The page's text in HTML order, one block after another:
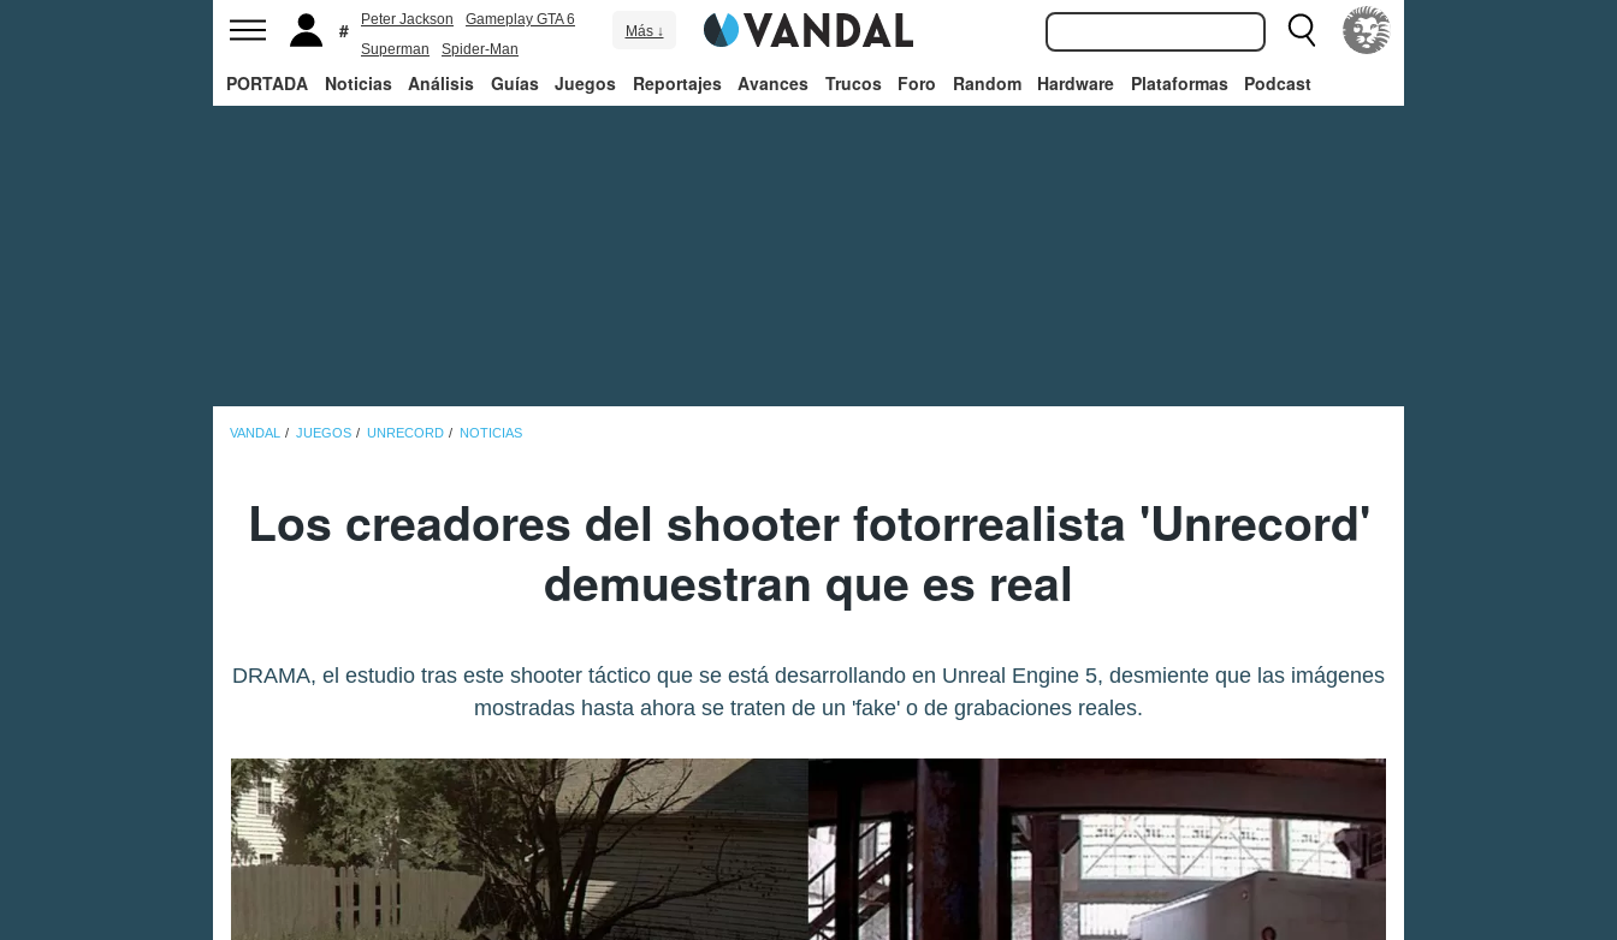
Peter Jackson
Gameplay GTA 6
Superman
Spider-Man
Más ↓
PORTADA Noticias Análisis Guías Juegos Reportajes Avances Trucos Foro Random Hardware Plataformas Podcast
VANDAL JUEGOS UNRECORD NOTICIAS
Los creadores del shooter fotorrealista 'Unrecord'
demuestran que es real
DRAMA, el estudio tras este shooter táctico que se está desarrollando en Unreal Engine 5, desmiente que las imágenes
mostradas hasta ahora se traten de un 'fake' o de grabaciones reales.